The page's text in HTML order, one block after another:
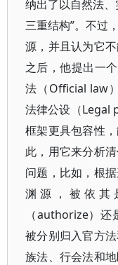
纳出了以自然法
三重结构”。不过
源，并且认为它
之后，他提出一
法（Official law
法律公设（Legal
框架更具包容性
此，用它来分析
问题，比如，根
渊源，被依其
（authorize）
被分别归入官方
族法、行会法和